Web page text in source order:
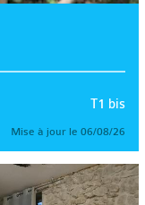
T1 bis
Mise à jour le 06/08/26